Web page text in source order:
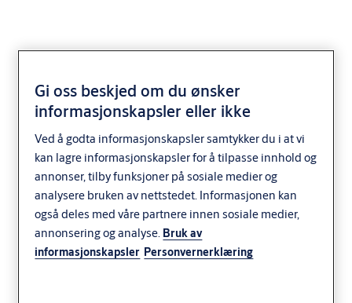
Gi oss beskjed om du ønsker
informasjonskapsler eller ikke
Ved å godta informasjonskapsler samtykker du i at vi
kan lagre informasjonskapsler for å tilpasse innhold og
annonser, tilby funksjoner på sosiale medier og
analysere bruken av nettstedet. Informasjonen kan
også deles med våre partnere innen sosiale medier,
annonsering og analyse. Bruk av
informasjonskapsler Personvernerklæring